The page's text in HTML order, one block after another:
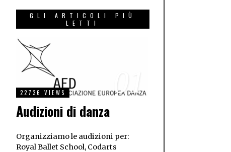
GLI ARTICOLI PIÙ
LETTI
01
22736 VIEWS
Audizioni di danza
Organizziamo le audizioni per:
Royal Ballet School, Codarts